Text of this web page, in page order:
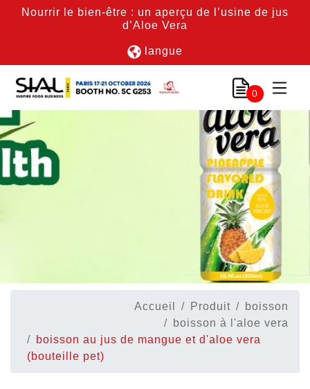
Nourrir le bien-être : un aperçu de l’usine de jus
d’Aloe Vera
langue
0
Accueil Produit
boisson
boisson à l'aloe vera
boisson au jus de mangue et d'aloe vera
(bouteille pet)